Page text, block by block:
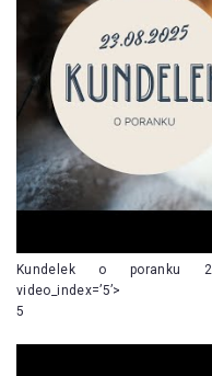
Kundelek o poranku
video_index=’5’>
5